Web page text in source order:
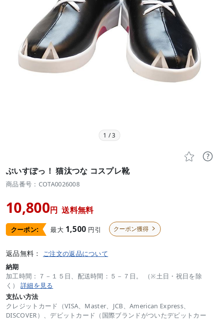
1 /3
 
ぶいすぽっ！ 猫汰つな コスプレ靴
商品番号：COTA0026008
10,800円 送料無料
クーポン: 最大 1,500 円引 クーポン獲得 
返品無料： ご注文の返品について
納期
加工時間：７－１５日、配送時間：５－７日。 （※土日・祝日を除
く） 詳細を見る
支払い方法
クレジットカード（VISA、Master、JCB、American Express、
DISCOVER）、デビットカード（国際ブランドがついたデビットカー